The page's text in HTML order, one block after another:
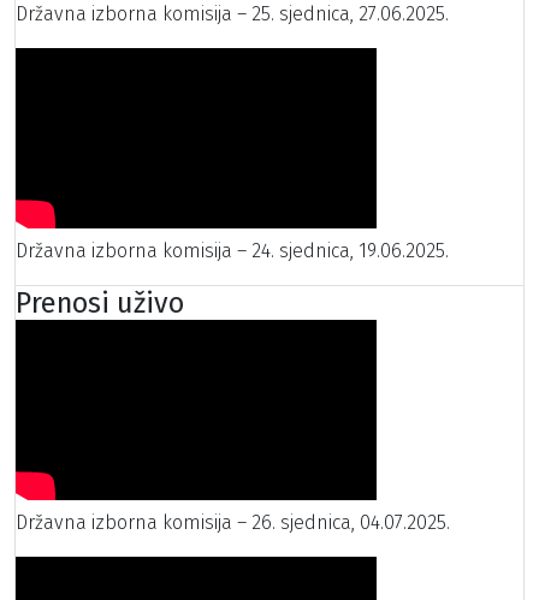
Državna izborna komisija – 25. sjednica, 27.06.2025.
Državna izborna komisija – 24. sjednica, 19.06.2025.
Prenosi uživo
Državna izborna komisija – 26. sjednica, 04.07.2025.